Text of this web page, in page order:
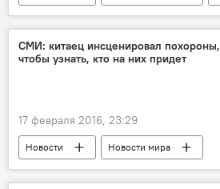
МУЛЬТИМЕДИА
СМИ: китаец инсценировал похороны,
чтобы узнать, кто на них придет
17 февраля 2016, 23:29
Новости Новости мира